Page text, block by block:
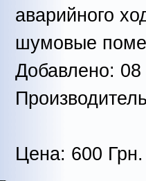
аварийного
шумовые
Добавлено:
Цена: 600 Грн.